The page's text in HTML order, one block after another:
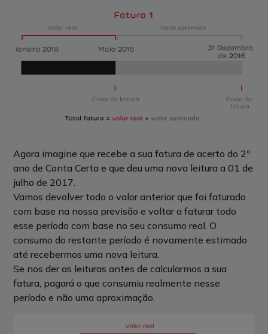
Agora imagine que recebe a sua fatura de acerto do 2º
ano de Conta Certa e que deu uma nova leitura a 01 de
julho de 2017.
Vamos devolver todo o valor anterior que foi faturado
com base na nossa previsão e voltar a faturar todo
esse período com base no seu consumo real. O
consumo do restante período é novamente estimado
até recebermos uma nova leitura.
Se nos der as leituras antes de calcularmos a sua
fatura, pagará o que consumiu realmente nesse
período e não uma aproximação.